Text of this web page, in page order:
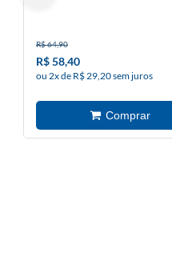
R$ 64,90
R$ 58,40
ou 2x de R$ 29,20 sem juros